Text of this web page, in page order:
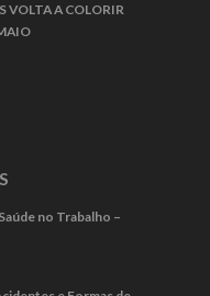
VOLTA A COLORIR
no Trabalho –